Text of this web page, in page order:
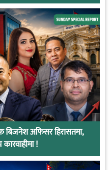
बिजनेश अफिसर हिरासतमा,
!